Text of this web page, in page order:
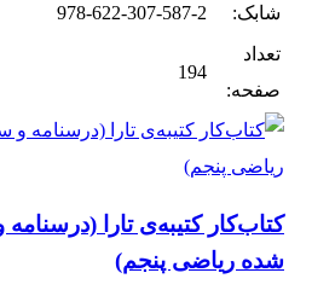
شابک:
978-622-307-587-2
تعداد
صفحه:
194
کتاب‌کار کتیبه‌ی تارا
شده ریاضی پنجم)